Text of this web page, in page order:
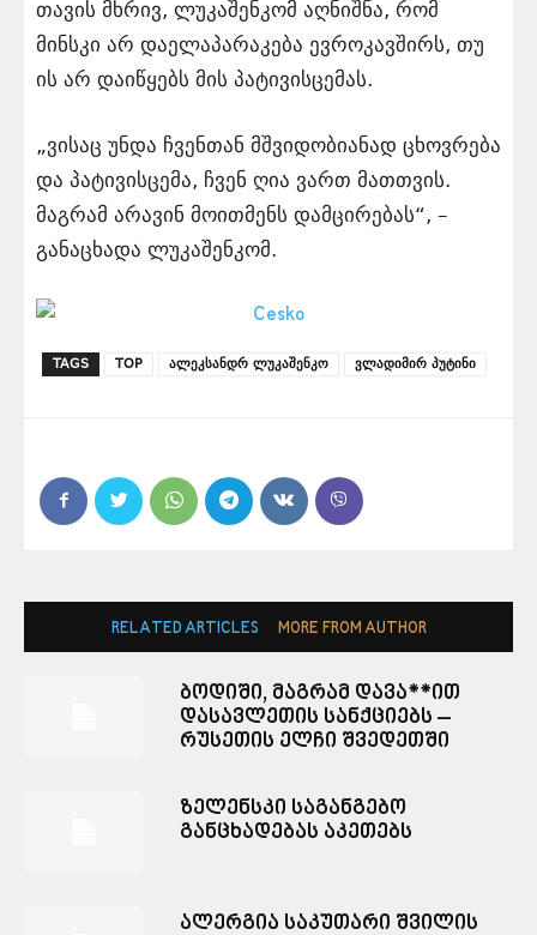
თავის მხრივ, ლუკაშენკომ აღნიშნა, რომ
მინსკი არ დაელაპარაკება ევროკავშირს, თუ
ის არ დაიწყებს მის პატივისცემას.
„ვისაც უნდა ჩვენთან მშვიდობიანად ცხოვრება
და პატივისცემა, ჩვენ ღია ვართ მათთვის.
მაგრამ არავინ მოითმენს დამცირებას“, –
განაცხადა ლუკაშენკომ.
TAGS TOP ალეკსანდრ ლუკაშენკო ვლადიმირ პუტინი
RELATED ARTICLES MORE FROM AUTHOR
ბოდიში, მაგრამ დავა**ით
დასავლეთის სანქციებს –
რუსეთის ელჩი შვედეთში
ზელენსკი საგანგებო
განცხადებას აკეთებს
ალერგია საკუთარი შვილის